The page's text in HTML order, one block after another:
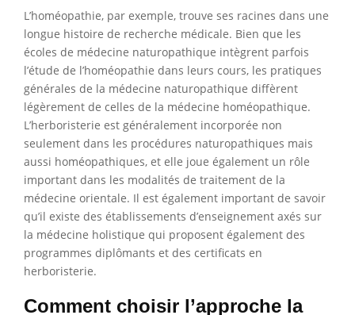
L’homéopathie, par exemple, trouve ses racines dans une
longue histoire de recherche médicale. Bien que les
écoles de médecine naturopathique intègrent parfois
l’étude de l’homéopathie dans leurs cours, les pratiques
générales de la médecine naturopathique diffèrent
légèrement de celles de la médecine homéopathique.
L’herboristerie est généralement incorporée non
seulement dans les procédures naturopathiques mais
aussi homéopathiques, et elle joue également un rôle
important dans les modalités de traitement de la
médecine orientale. Il est également important de savoir
qu’il existe des établissements d’enseignement axés sur
la médecine holistique qui proposent également des
programmes diplômants et des certificats en
herboristerie.
Comment choisir l’approche la